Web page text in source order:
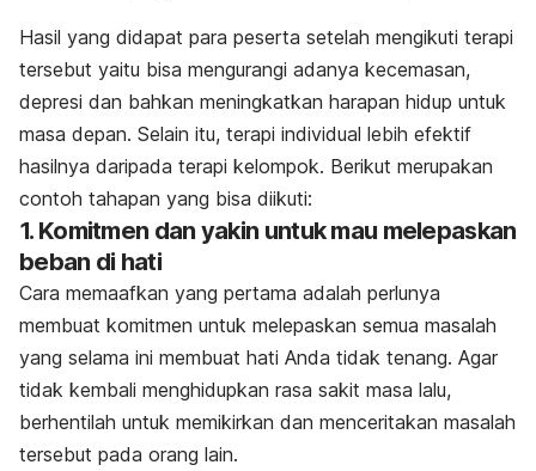
Hasil yang didapat para peserta setelah mengikuti terapi
tersebut yaitu bisa mengurangi adanya kecemasan,
depresi dan bahkan meningkatkan harapan hidup untuk
masa depan. Selain itu, terapi individual lebih efektif
hasilnya daripada terapi kelompok. Berikut merupakan
contoh tahapan yang bisa diikuti:
1. Komitmen dan yakin untuk mau melepaskan
beban di hati
Cara memaafkan yang pertama adalah perlunya
membuat komitmen untuk melepaskan semua masalah
yang selama ini membuat hati Anda tidak tenang. Agar
tidak kembali menghidupkan rasa sakit masa lalu,
berhentilah untuk memikirkan dan menceritakan masalah
tersebut pada orang lain.